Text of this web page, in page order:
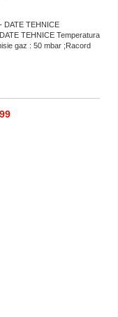
DATE TEHNICE
TEHNICE Temperatura
gaz : 50 mbar ;Racord